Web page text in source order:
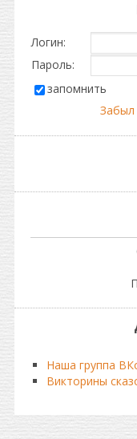
Логин:
Пароль:
запомнить
Забыл
Наша группа
Викторины